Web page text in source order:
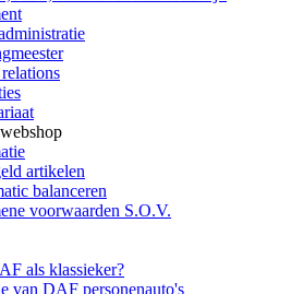
artikelen
balanceren
voorwaarden S.O.V.
als klassieker?
van DAF personenauto's